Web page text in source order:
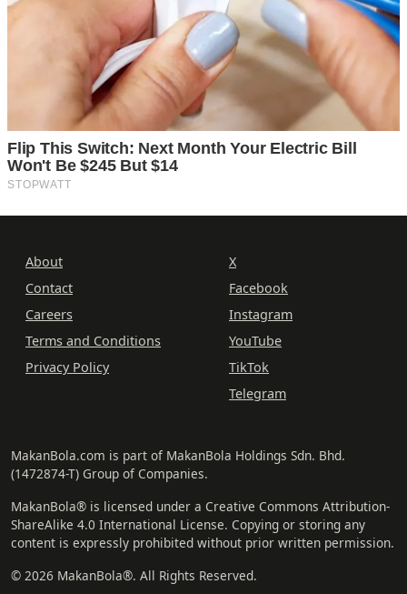
About
Contact
Careers
Terms and Conditions
Privacy Policy
X
Facebook
Instagram
YouTube
TikTok
Telegram
MakanBola.com is part of MakanBola Holdings Sdn. Bhd.
(1472874-T) Group of Companies.
MakanBola® is licensed under a Creative Commons Attribution-
ShareAlike 4.0 International License. Copying or storing any
content is expressly prohibited without prior written permission.
© 2026 MakanBola®. All Rights Reserved.